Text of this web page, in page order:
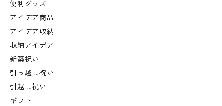
便利グッズ
アイデア商品
アイデア収納
収納アイデア
新築祝い
引っ越し祝い
引越し祝い
ギフト